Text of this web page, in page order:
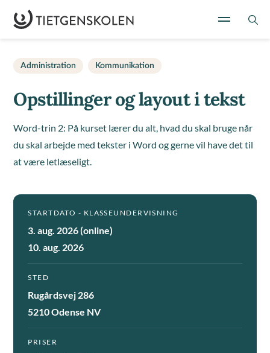
Administration Kommunikation
Opstillinger og layout i tekst
Word-trin 2: På kurset lærer du alt, hvad du skal bruge når
du skal arbejde med tekster i Word og gerne vil have det til
at være letlæseligt.
STARTDATO - KLASSEUNDERVISNING
3. aug. 2026 (online)
10. aug. 2026
STED
Rugårdsvej 286
5210 Odense NV
PRISER